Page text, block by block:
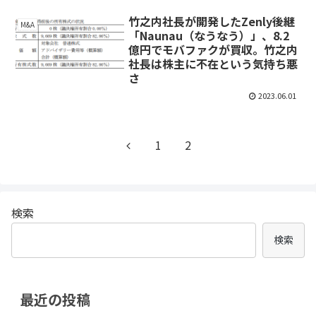
M&A
竹之内社長が開発したZenly後継
「Naunau（なうなう）」、8.2
億円でモバファクが買収。竹之内
社長は株主に不在という気持ち悪
さ
2023.06.01
1 2
検索
検索
最近の投稿